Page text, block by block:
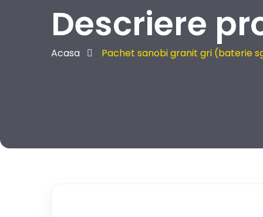
Descriere
Acasa Pachet sanobi granit gri (baterie